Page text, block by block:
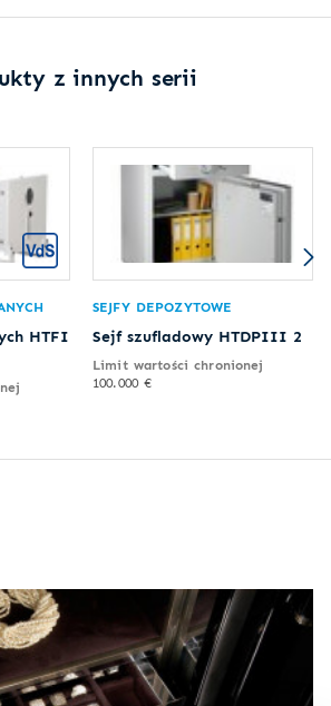
z innych serii
HTFI
SEJFY DEPOZYTOWE
Sejf szufladowy HTDPIII 2
Limit wartości chronionej
100.000 €